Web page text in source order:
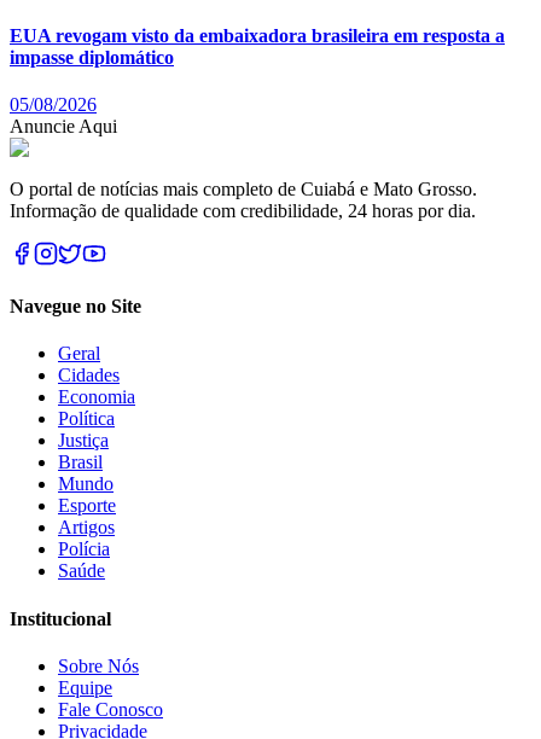
EUA revogam visto da embaixadora brasileira em resposta a
impasse diplomático
05/08/2026
Anuncie Aqui
O portal de notícias mais completo de Cuiabá e Mato Grosso.
Informação de qualidade com credibilidade, 24 horas por dia.
Navegue no Site
Geral
Cidades
Economia
Política
Justiça
Brasil
Mundo
Esporte
Artigos
Polícia
Saúde
Institucional
Sobre Nós
Equipe
Fale Conosco
Privacidade